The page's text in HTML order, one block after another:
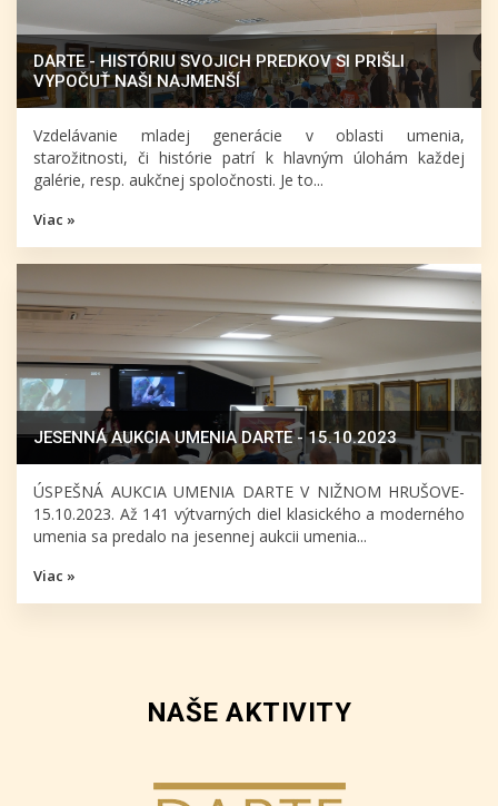
DARTE - HISTÓRIU SVOJICH PREDKOV SI PRIŠLI
VYPOČUŤ NAŠI NAJMENŠÍ
Vzdelávanie mladej generácie v oblasti umenia,
starožitnosti, či histórie patrí k hlavným úlohám každej
galérie, resp. aukčnej spoločnosti. Je to...
Viac »
JESENNÁ AUKCIA UMENIA DARTE - 15.10.2023
ÚSPEŠNÁ AUKCIA UMENIA DARTE V NIŽNOM HRUŠOVE-
15.10.2023. Až 141 výtvarných diel klasického a moderného
umenia sa predalo na jesennej aukcii umenia...
Viac »
NAŠE AKTIVITY